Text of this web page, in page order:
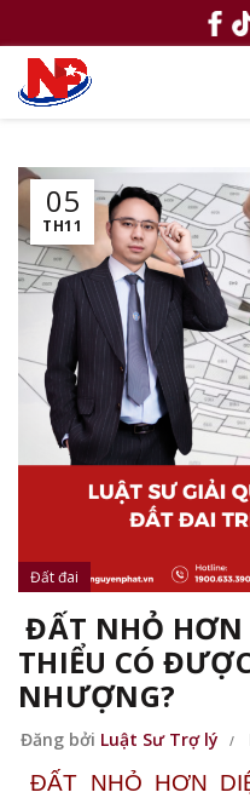
05
TH11
Đất đai
ĐẤT NHỎ HƠN
THIỂU CÓ
NHƯỢNG?
Đăng bởi Luật Sư Trợ lý
ĐẤT NHỎ HƠN